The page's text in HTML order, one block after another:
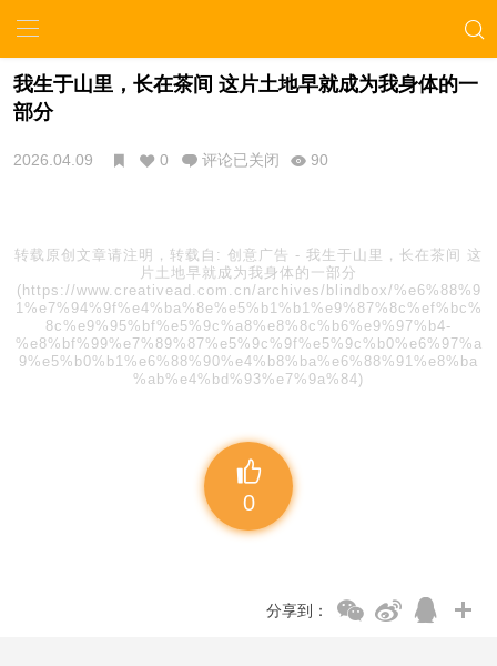
我生于山里，长在茶间 这片土地早就成为我身体的一
部分
2026.04.09 0 评论已关闭 90
转载原创文章请注明，转载自: 创意广告 - 我生于山里，长在茶间 这
片土地早就成为我身体的一部分
(https://www.creativead.com.cn/archives/blindbox/%e6%88%9
1%e7%94%9f%e4%ba%8e%e5%b1%b1%e9%87%8c%ef%bc%
8c%e9%95%bf%e5%9c%a8%e8%8c%b6%e9%97%b4-
%e8%bf%99%e7%89%87%e5%9c%9f%e5%9c%b0%e6%97%a
9%e5%b0%b1%e6%88%90%e4%b8%ba%e6%88%91%e8%ba
%ab%e4%bd%93%e7%9a%84)
0
分享到：